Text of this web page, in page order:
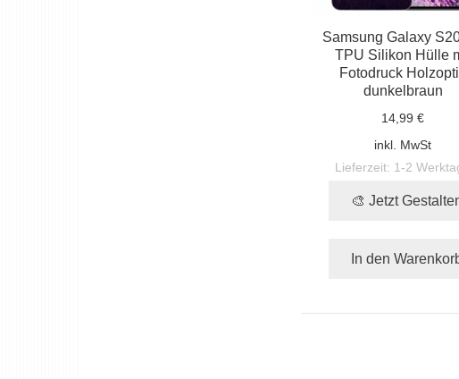
Samsung Galaxy
TPU Silikon Hülle
Fotodruck
dunkelbraun
14,99 €
inkl. MwSt
Lieferzeit: 1-2
🎨 Jetzt
In den